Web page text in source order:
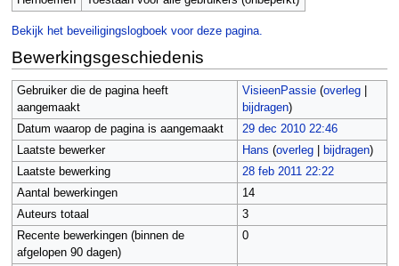
Bekijk het beveiligingslogboek voor deze pagina.
Bewerkingsgeschiedenis
Gebruiker die de pagina heeft
aangemaakt
VisieenPassie (overleg|
bijdragen)
Datum waarop de pagina is aangemaakt
29 dec 2010 22:46
Laatste bewerker
Hans (overleg| bijdragen)
Laatste bewerking
28 feb 2011 22:22
Aantal bewerkingen
14
Auteurs totaal
3
Recente bewerkingen (binnen de
afgelopen 90 dagen)
0